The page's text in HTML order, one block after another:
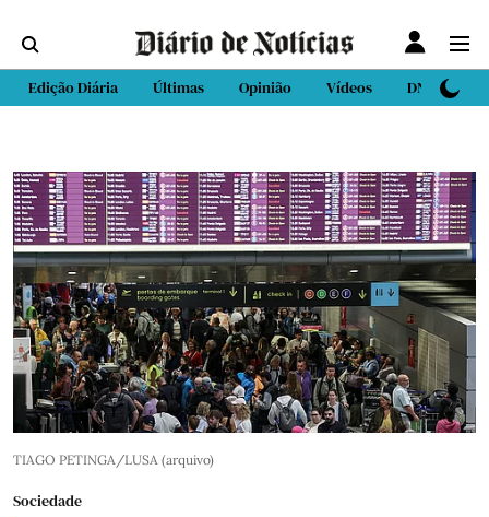
Edição Diária Últimas Opinião Vídeos DN Sport
TIAGO PETINGA/LUSA (arquivo)
Sociedade